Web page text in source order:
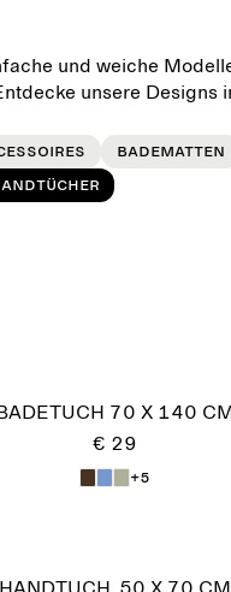
und weiche
unsere Designs
Badematten
BADETUCH 70 X 140 CM
€ 29
+5